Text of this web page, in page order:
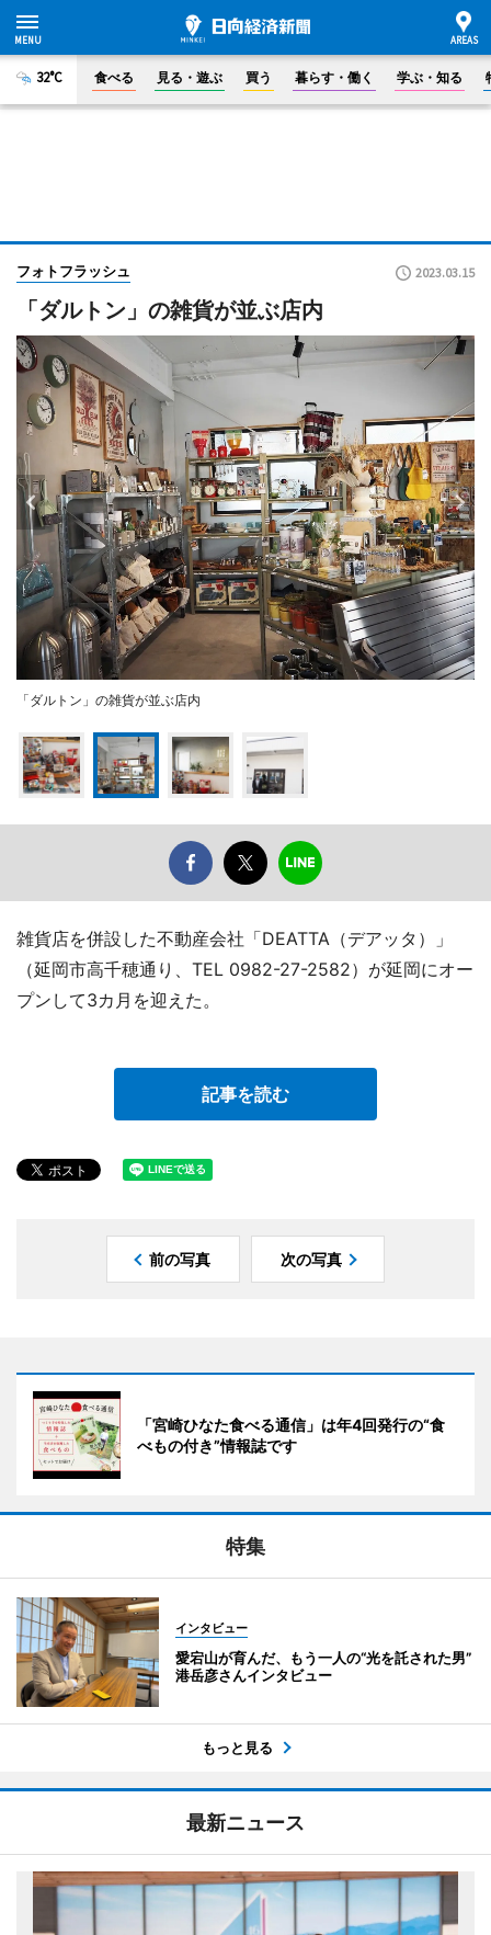
32°C 食べる 見る・遊ぶ 買う 暮らす・働く 学ぶ・知る
フォトフラッシュ 2023.03.15
「ダルトン」の雑貨が並ぶ店内
「ダルトン」の雑貨が並ぶ店内
雑貨店を併設した不動産会社「DEATTA（デアッタ）」
（延岡市高千穂通り、TEL 0982-27-2582）が延岡にオー
プンして3カ月を迎えた。
記事を読む
前の写真 次の写真
「宮崎ひなた食べる通信」は年4回発行の“食
べもの付き”情報誌です
特集
インタビュー
愛宕山が育んだ、もう一人の“光を託された男”
港岳彦さんインタビュー
もっと見る
最新ニュース